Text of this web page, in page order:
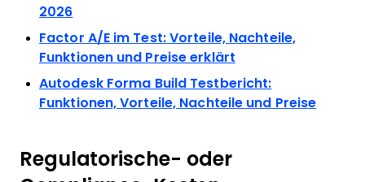
2026
Factor A/E im Test: Vorteile, Nachteile,
Funktionen und Preise erklärt
Autodesk Forma Build Testbericht:
Funktionen, Vorteile, Nachteile und Preise
Regulatorische- oder